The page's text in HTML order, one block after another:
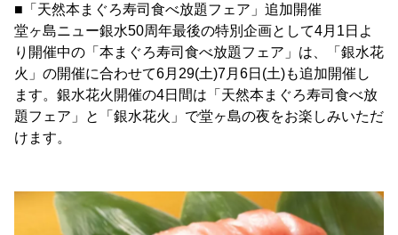
■「天然本まぐろ寿司食べ放題フェア」追加開催
堂ヶ島ニュー銀水50周年最後の特別企画として4月1日よ
り開催中の「本まぐろ寿司食べ放題フェア」は、「銀水花
火」の開催に合わせて6月29(土)7月6日(土)も追加開催し
ます。銀水花火開催の4日間は「天然本まぐろ寿司食べ放
題フェア」と「銀水花火」で堂ヶ島の夜をお楽しみいただ
けます。